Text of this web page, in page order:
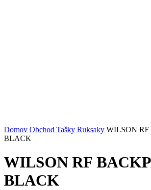
Domov Obchod Tašky Ruksaky WILSON
BLACK
WILSON RF
BLACK